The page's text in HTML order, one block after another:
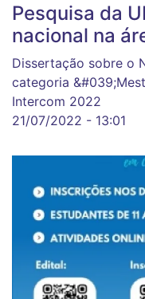
Pesquisa da
nacional na
Dissertação sobre o
categoria
Intercom 2022
21/07/2022 - 13:01